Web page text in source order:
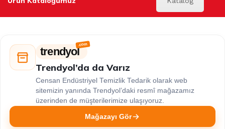
trendyol
Trendyol’da da Varız
Censan Endüstriyel Temizlik Tedarik olarak web
sitemizin yanında Trendyol’daki resmî mağazamız
üzerinden de müşterilerimize ulaşıyoruz.
Mağazayı Gör